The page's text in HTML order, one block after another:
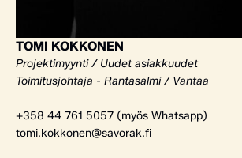
TOMI KOKKONEN
Projektimyynti / Uudet asiakkuudet
Toimitusjohtaja - Rantasalmi / Vantaa
+358 44 761 5057 (myös Whatsapp)
tomi.kokkonen@savorak.fi